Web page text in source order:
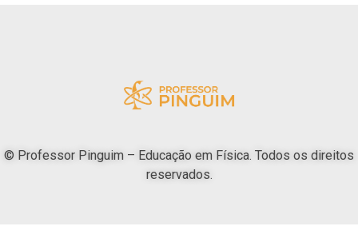
© Professor Pinguim – Educação em Física. Todos os direitos
reservados.